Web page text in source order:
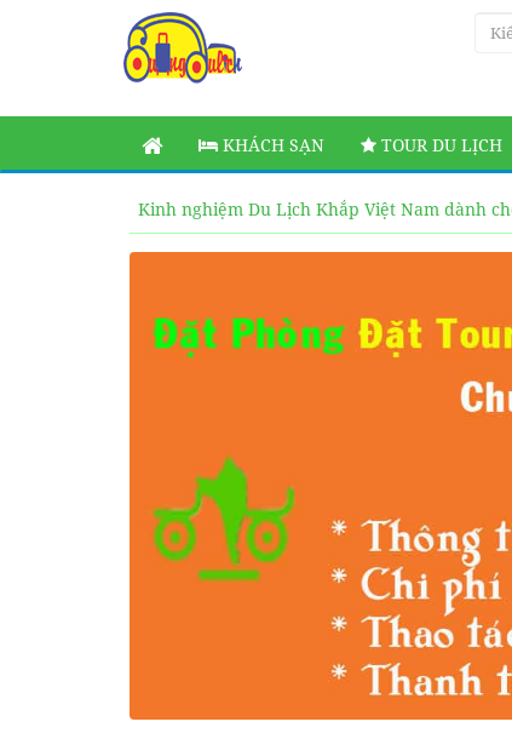
KHÁCH SẠN TOUR DU LỊCH
Kinh nghiệm Du Lịch Khắp Việt Nam dành